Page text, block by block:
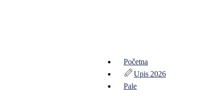
Početna
Upis 2026
Pale